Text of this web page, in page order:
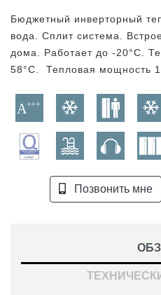
Бюджетный инверторный
вода. Сплит система.
дома. Работает до -20°C.
58°C. Тепловая мощность
Позвонить мне